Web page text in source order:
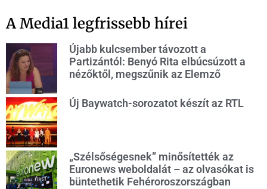
A Media1 legfrissebb hírei
Újabb kulcsember távozott a
Partizántól: Benyó Rita elbúcsúzott a
nézőktől, megszűnik az Elemző
Új Baywatch-sorozatot készít az RTL
„Szélsőségesnek” minősítették az
Euronews weboldalát – az olvasókat is
büntethetik Fehéroroszországban